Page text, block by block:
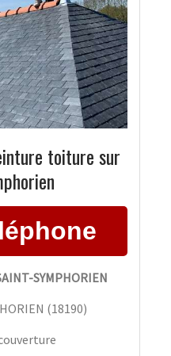
toiture sur
SYMPHORIEN
(18190)